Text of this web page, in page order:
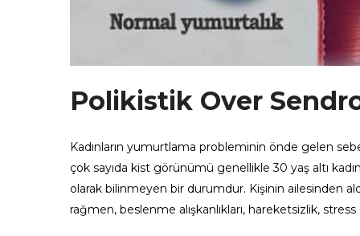
Polikistik Over
Kadınların yumurtlama probleminin önde gelen
çok sayıda kist görünümü genellikle 30 yaş altı
olarak bilinmeyen bir durumdur. Kişinin ailesinden
rağmen, beslenme alışkanlıkları, hareketsizlik,